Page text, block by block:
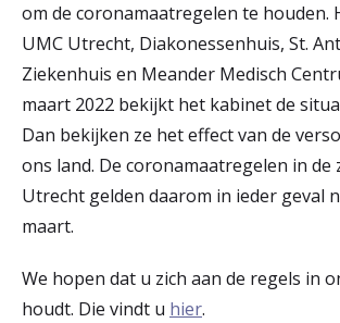
om de coronamaatregelen te houden.
UMC Utrecht, Diakonessenhuis, St.
Ziekenhuis en Meander Medisch
maart 2022 bekijkt het kabinet de
Dan bekijken ze het effect van de
ons land. De coronamaatregelen in de
Utrecht gelden daarom in ieder geval
maart.
We hopen dat u zich aan de regels in
houdt. Die vindt u hier.